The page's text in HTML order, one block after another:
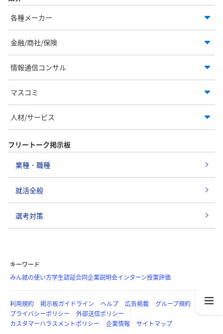
各種メーカー
金融/商社/保険
情報通信コンサル
マスコミ
人材/サービス
フリートーク掲示板
業種・職種
就活全般
選考対策
キーワード
みん就の使い方学生認証合同企業説明会インターン授業評価
利用規約 掲示板ガイドライン ヘルプ 広告掲載
グループ規約
プライバシーポリシー
外部送信ポリシー
カスタマーハラスメントポリシー
企業情報 サイトマップ